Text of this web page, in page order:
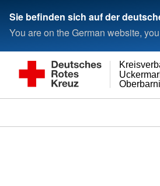
Sie befinden sich auf der
You are on the German website,